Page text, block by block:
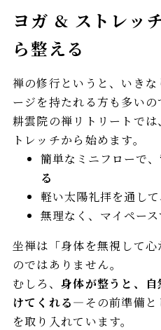
ヨガ & ストレッ
ら整える
禅の修行というと、いき
ージを持たれる方も多いの
耕雲院の禅リトリートで
トレッチから始めます。
簡単なミニフローで、
る
軽い太陽礼拝を通して
無理なく、マイペー
坐禅は「身体を無視して
のではありません。
むしろ、身体が整うと、
けてくれる—その前準備と
を取り入れています。